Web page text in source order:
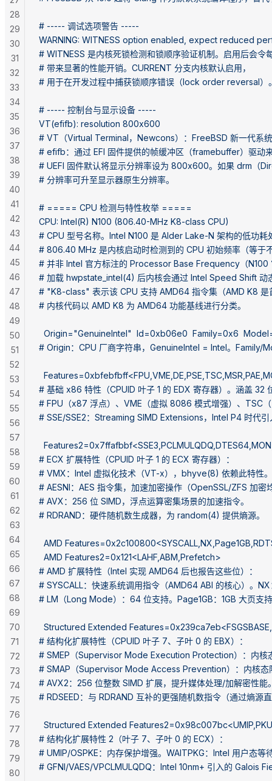
# ----- 调试选项警告 -----
WARNING: WITNESS option enabled, expect reduced
# WITNESS 是内核死锁检测和锁顺序验证机制。启用后会令
# 带来显著的性能开销。CURRENT 分支内核默认启用，
# 用于在开发过程中捕获锁顺序错误（lock order reversal）
# ----- 控制台与显示设备 -----
VT(efifb): resolution 800x600
# VT（Virtual Terminal，Newcons）：FreeBSD 新一代系
# efifb：通过 EFI 固件提供的帧缓冲区（framebuffer）驱动
# UEFI 固件默认将显示分辨率设为 800x600。如果 drm（
# 分辨率可升至显示器原生分辨率。
# ===== CPU 检测与特性枚举 =====
CPU: Intel(R) N100 (806.40-MHz K8-class CPU)
# CPU 型号名称。Intel N100 是 Alder Lake-N 架构的低功耗
# 806.40 MHz 是内核启动时检测到的 CPU 初始频率（等于
# 并非 Intel 官方标注的 Processor Base Frequency（N100
# 加载 hwpstate_intel(4) 后内核会通过 Intel Speed Shift 动
# "K8-class" 表示该 CPU 支持 AMD64 指令集（AMD K8
# 内核代码以 AMD K8 为 AMD64 功能基线进行分类。
Origin="GenuineIntel"  Id=0xb06e0  Family=0x6
# Origin：CPU 厂商字符串，GenuineIntel = Intel。Family/
# 基础 x86 特性（CPUID 叶子 1 的 EDX 寄存器）。涵盖 32
# FPU（x87 浮点）、VME（虚拟 8086 模式增强）、TSC
# SSE/SSE2：Streaming SIMD Extensions，Intel P4 时代引
# ECX 扩展特性（CPUID 叶子 1 的 ECX 寄存器）：
# VMX：Intel 虚拟化技术（VT-x），bhyve(8) 依赖此特性。
# AESNI：AES 指令集，加速加密操作（OpenSSL/ZFS 加密
# AVX：256 位 SIMD，浮点运算密集场景的加速指令。
# RDRAND：硬件随机数生成器，为 random(4) 提供熵源。
AMD
  AMD Features2=0x121<LAHF,ABM,Prefetch>
# AMD 扩展特性（Intel 实现 AMD64 后也报告这些位）：
# SYSCALL：快速系统调用指令（AMD64 ABI 的核心）。
# LM（Long Mode）：64 位支持。Page1GB：1GB 大页支
Structured Extended
# 结构化扩展特性（CPUID 叶子 7、子叶 0 的 EBX）：
# SMEP（Supervisor Mode Execution Protection）：内
# SMAP（Supervisor Mode Access Prevention）：内核态
# AVX2：256 位整数 SIMD 扩展，提升媒体处理/加解密性能
# RDSEED：与 RDRAND 互补的更强随机数指令（通过熵源
Structured Extended
# 结构化扩展特性 2（叶子 7、子叶 0 的 ECX）：
# UMIP/OSPKE：内存保护增强。WAITPKG：Intel 用户态等
# GFNI/VAES/VPCLMULQDQ：Intel 10nm+ 引入的 Galois
28
29
30
31
32
33
34
35
36
37
38
39
40
41
42
43
44
45
46
47
48
49
50
51
52
53
54
55
56
57
58
59
60
61
62
63
64
65
66
67
68
69
70
71
72
73
74
75
76
77
78
79
80